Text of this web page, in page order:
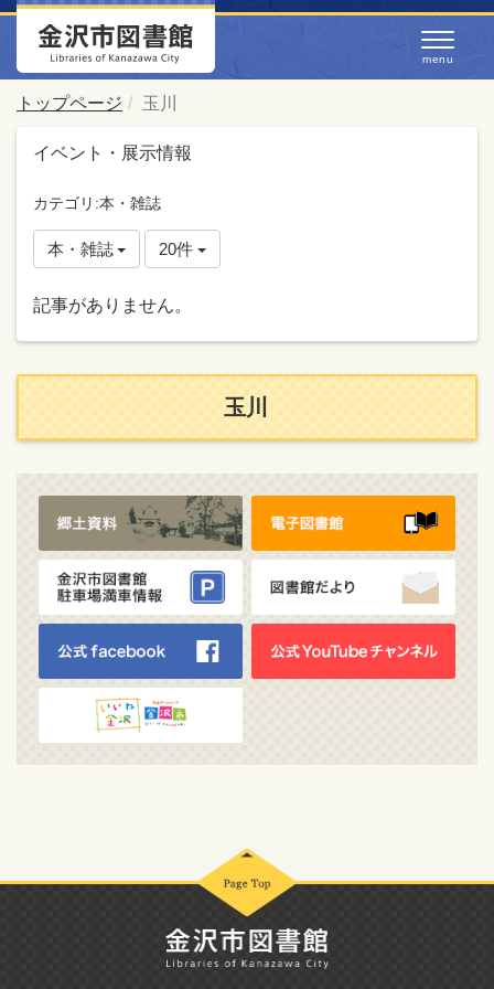
トップページ 玉川
イベント・展示情報
カテゴリ:本・雑誌
本・雑誌 20件
記事がありません。
玉川